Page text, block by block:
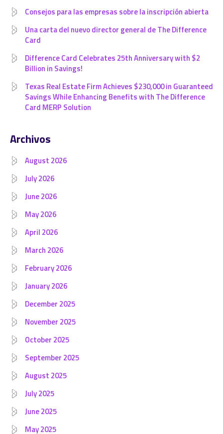
Consejos para las empresas sobre la inscripción abierta
Una carta del nuevo director general de The Difference
Card
Difference Card Celebrates 25th Anniversary with $2
Billion in Savings!
Texas Real Estate Firm Achieves $230,000 in Guaranteed
Savings While Enhancing Benefits with The Difference
Card MERP Solution
Archivos
August 2026
July 2026
June 2026
May 2026
April 2026
March 2026
February 2026
January 2026
December 2025
November 2025
October 2025
September 2025
August 2025
July 2025
June 2025
May 2025